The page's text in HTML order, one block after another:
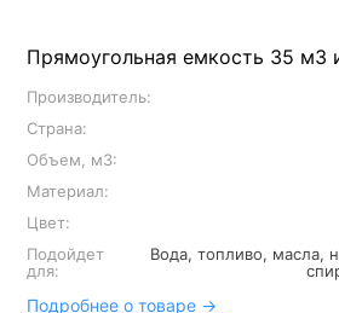
Прямоугольная емкость 35 м3
Производитель:
Страна:
Объем, м3:
Материал:
Цвет:
Подойдет
для:
Вода, топливо, масла,
Подробнее о товаре →